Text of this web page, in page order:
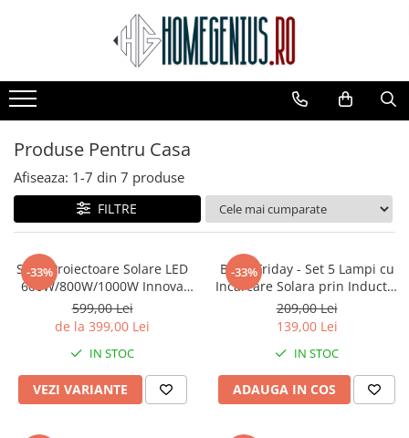
Toate Produsele
PACHETE PROMOTIONALE
CAMERE SUPRAVEGHERE
Camere IP WIFI Interior
Camere IP WIFI Exterior
Camere Supraveghere Solare
LAMPI SOLARE
Lampi Solare Stradale
Lampi Solare Decorative
CASA SI GRADINA
Decoratiuni Solare Gradina
Veioze si Lampi
Produse Pentru Casa
Produse Pentru Casa
Afiseaza: 1-7 din 7 produse
FILTRE
-33%
Set 2 Proiectoare Solare LED
600W/800W/1000W Innova
Smart Home Cyborg, IP67,
Panou Solar și Telecomandă
599,00 Lei
de la 399,00 Lei
IN STOC
VEZI VARIANTE
-33%
Black Friday - Set 5 Lampi cu
Incarcare Solara prin Inductie
160 LED-uri COB,
telecomanda
209,00 Lei
139,00 Lei
IN STOC
ADAUGA IN COS